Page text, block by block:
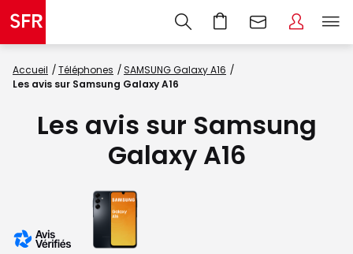
Accueil Téléphones
SAMSUNG Galaxy A16
Les avis sur Samsung Galaxy A16
Les avis sur Samsung
Galaxy A16